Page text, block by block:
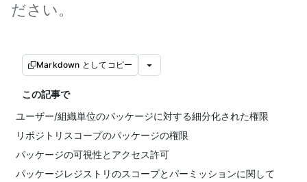
ださい。
Markdown としてコピー
この記事で
ユーザー/組織単位のパッケージに対する細分化された権限
リポジトリスコープのパッケージの権限
パッケージの可視性とアクセス許可
パッケージレジストリのスコープとパーミッションに関して